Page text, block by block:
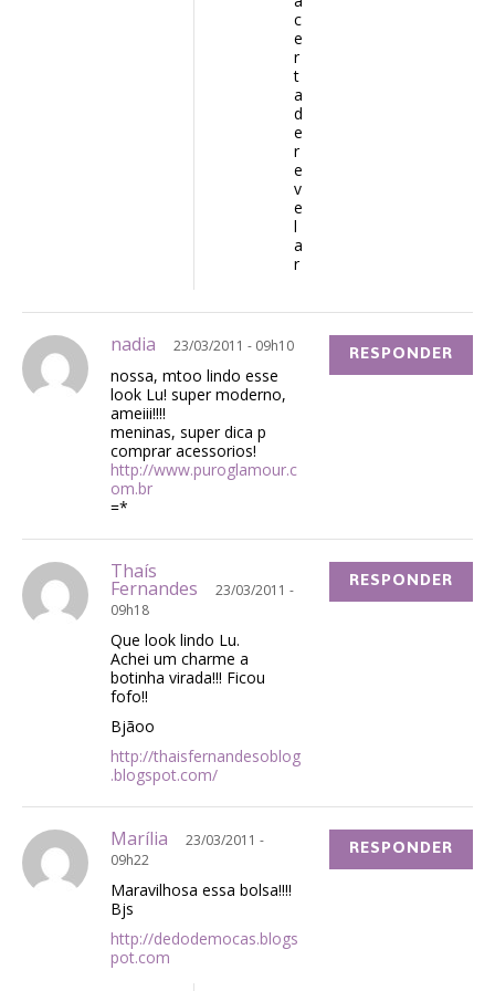
c
e
r
t
a
d
e
r
e
v
e
l
a
r
nadia 23/03/2011 - 09h10
nossa, mtoo lindo esse
look Lu! super moderno,
ameiii!!!!
meninas, super dica p
comprar acessorios!
http://www.puroglamour.c
om.br
=*
RESPONDER
Thaís
Fernandes
23/03/2011 -
09h18
Que look lindo Lu.
Achei um charme a
botinha virada!!! Ficou
fofo!!
Bjãoo
http://thaisfernandesoblog
.blogspot.com/
RESPONDER
Marília
23/03/2011 -
09h22
Maravilhosa essa bolsa!!!!
Bjs
http://dedodemocas.blogs
pot.com
RESPONDER